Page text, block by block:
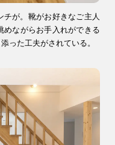
が。靴がお好きなご主人
めながらお手入れができる
った工夫がされている。